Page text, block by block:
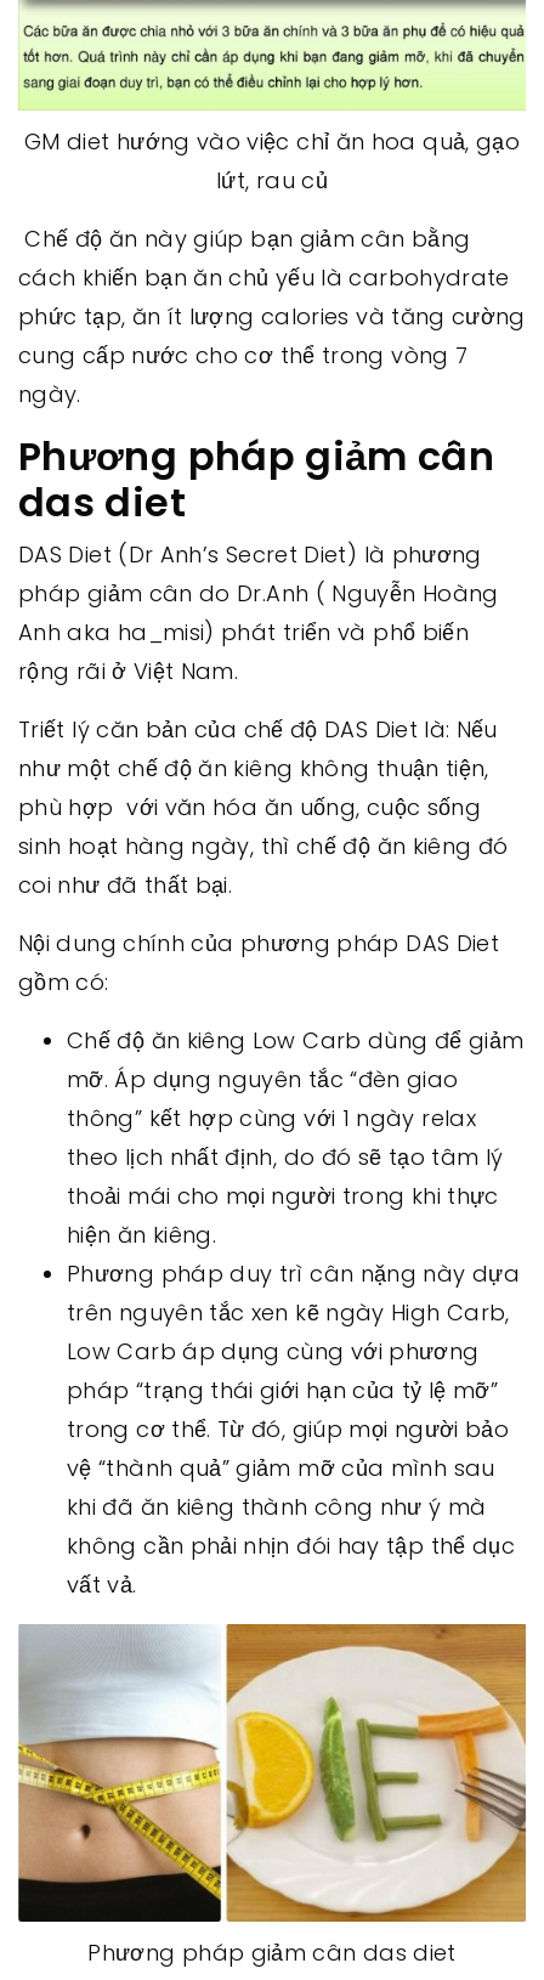
GM diet hướng vào việc chỉ ăn hoa quả, gạo
lứt, rau củ
Chế độ ăn này giúp bạn giảm cân bằng
cách khiến bạn ăn chủ yếu là carbohydrate
phức tạp, ăn ít lượng calories và tăng cường
cung cấp nước cho cơ thể trong vòng 7
ngày.
Phương pháp giảm cân
das diet
DAS Diet (Dr Anh’s Secret Diet) là phương
pháp giảm cân do Dr.Anh ( Nguyễn Hoàng
Anh aka ha_misi) phát triển và phổ biến
rộng rãi ở Việt Nam.
Triết lý căn bản của chế độ DAS Diet là: Nếu
như một chế độ ăn kiêng không thuận tiện,
phù hợp với văn hóa ăn uống, cuộc sống
sinh hoạt hàng ngày, thì chế độ ăn kiêng đó
coi như đã thất bại.
Nội dung chính của phương pháp DAS Diet
gồm có:
Chế độ ăn kiêng Low Carb dùng để giảm
mỡ. Áp dụng nguyên tắc “đèn giao
thông” kết hợp cùng với 1 ngày relax
theo lịch nhất định, do đó sẽ tạo tâm lý
thoải mái cho mọi người trong khi thực
hiện ăn kiêng.
Phương pháp duy trì cân nặng này dựa
trên nguyên tắc xen kẽ ngày High Carb,
Low Carb áp dụng cùng với phương
pháp “trạng thái giới hạn của tỷ lệ mỡ”
trong cơ thể. Từ đó, giúp mọi người bảo
vệ “thành quả” giảm mỡ của mình sau
khi đã ăn kiêng thành công như ý mà
không cần phải nhịn đói hay tập thể dục
vất vả.
Phương pháp giảm cân das diet